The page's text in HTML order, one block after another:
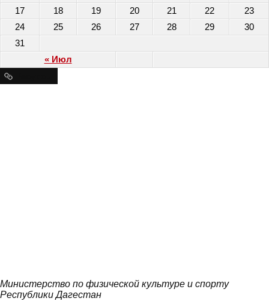
« Июл
17
18 19 20 21 22
23
24
25 26 27 28 29
30
31
Министерство по физической культуре и спорту
Республики Дагестан